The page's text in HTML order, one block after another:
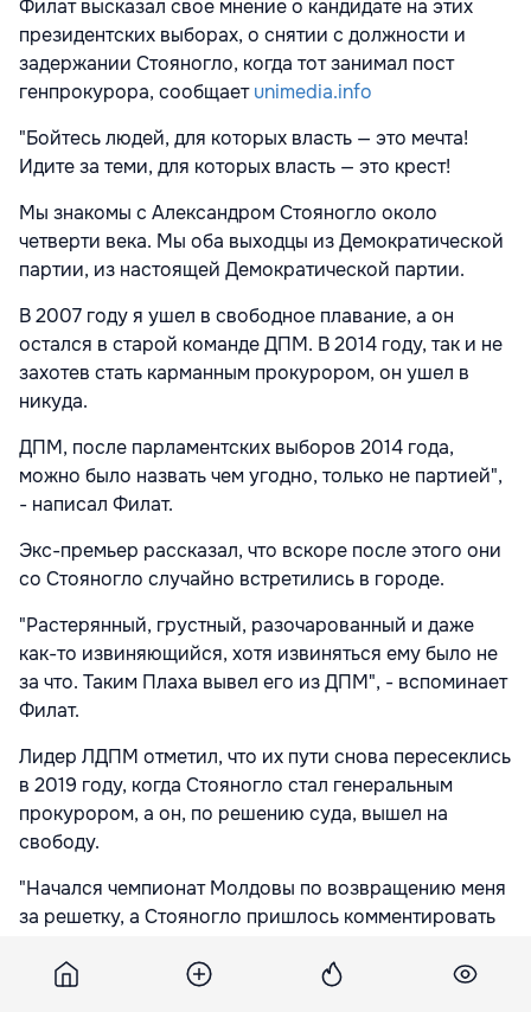
Филат высказал свое мнение о кандидате на этих
президентских выборах, о снятии с должности и
задержании Стояногло, когда тот занимал пост
генпрокурора, сообщаетunimedia.info
"Бойтесь людей, для которых власть — это мечта!
Идите за теми, для которых власть — это крест!
Мы знакомы с Александром Стояногло около
четверти века. Мы оба выходцы из Демократической
партии, из настоящей Демократической партии.
В 2007 году я ушел в свободное плавание, а он
остался в старой команде ДПМ. В 2014 году, так и не
захотев стать карманным прокурором, он ушел в
никуда.
ДПМ, после парламентских выборов 2014 года,
можно было назвать чем угодно, только не партией",
- написал Филат.
Экс-премьер рассказал, что вскоре после этого они
со Стояногло случайно встретились в городе.
"Растерянный, грустный, разочарованный и даже
как-то извиняющийся, хотя извиняться ему было не
за что. Таким Плаха вывел его из ДПМ", - вспоминает
Филат.
Лидер ЛДПМ отметил, что их пути снова пересеклись
в 2019 году, когда Стояногло стал генеральным
прокурором, а он, по решению суда, вышел на
свободу.
"Начался чемпионат Молдовы по возвращению меня
за решетку, а Стояногло пришлось комментировать
никакого отношения.